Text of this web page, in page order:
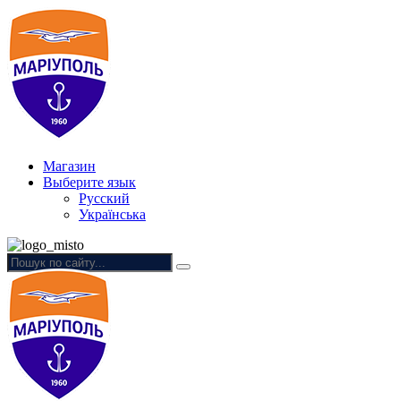
Магазин
Выберите язык
Русский
Українська